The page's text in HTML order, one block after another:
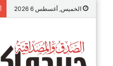
الخميس, أغسطس 6 2026